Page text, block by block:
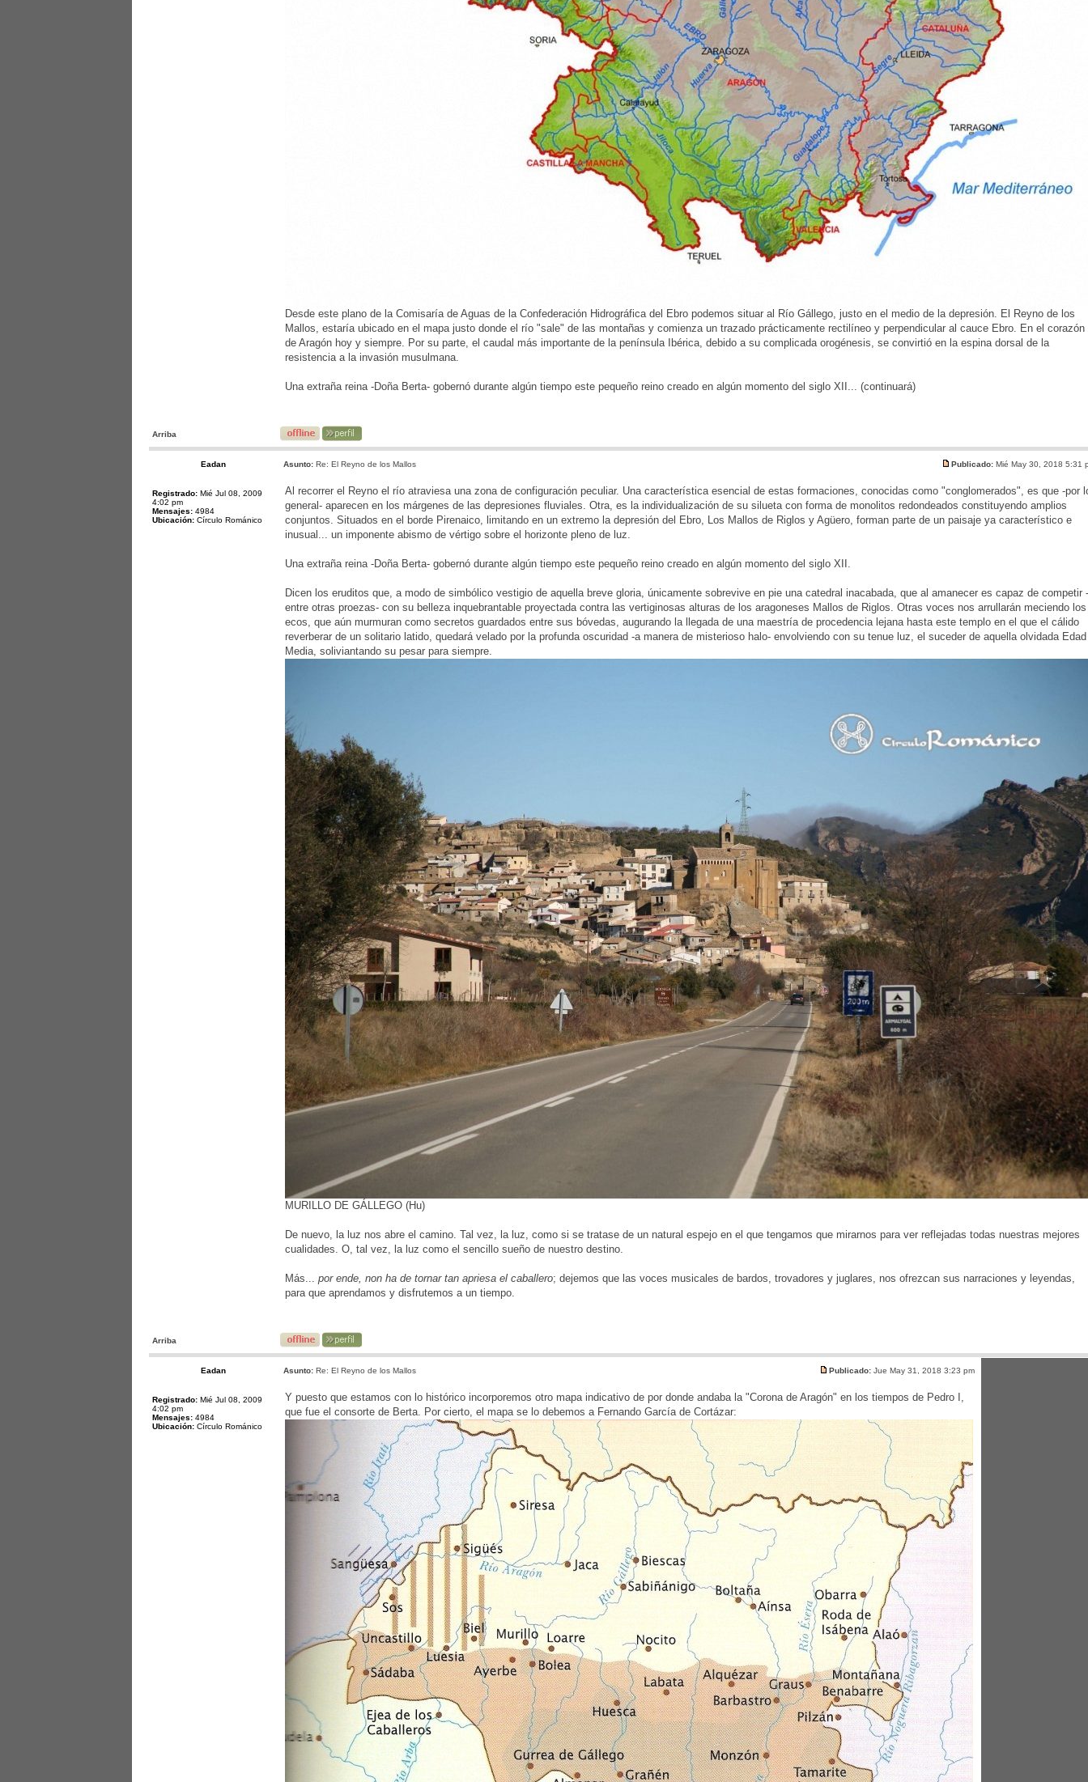
Desde este plano de la Comisaría de Aguas de la Confederación Hidrográfica del Ebro podemos situar al Río Gállego, justo en el medio de la depresión. El Reyno de los
Mallos, estaría ubicado en el mapa justo donde el río "sale" de las montañas y comienza un trazado prácticamente rectilíneo y perpendicular al cauce Ebro. En el corazón
de Aragón hoy y siempre. Por su parte, el caudal más importante de la península Ibérica, debido a su complicada orogénesis, se convirtió en la espina dorsal de la
resistencia a la invasión musulmana.
Una extraña reina -Doña Berta- gobernó durante algún tiempo este pequeño reino creado en algún momento del siglo XII... (continuará)
Arriba
Eadan Asunto: Re: El Reyno de los Mallos Publicado: Mié May 30, 2018 5:31
Registrado: Mié Jul 08, 2009
4:02 pm
Mensajes: 4984
Ubicación: Círculo Románico
Al recorrer el Reyno el río atraviesa una zona de configuración peculiar. Una característica esencial de estas formaciones, conocidas como "conglomerados", es que -por
general- aparecen en los márgenes de las depresiones fluviales. Otra, es la individualización de su silueta con forma de monolitos redondeados constituyendo amplios
conjuntos. Situados en el borde Pirenaico, limitando en un extremo la depresión del Ebro, Los Mallos de Riglos y Agüero, forman parte de un paisaje ya característico e
inusual... un imponente abismo de vértigo sobre el horizonte pleno de luz.
Una extraña reina -Doña Berta- gobernó durante algún tiempo este pequeño reino creado en algún momento del siglo XII.
Dicen los eruditos que, a modo de simbólico vestigio de aquella breve gloria, únicamente sobrevive en pie una catedral inacabada, que al amanecer es capaz de competir -
entre otras proezas- con su belleza inquebrantable proyectada contra las vertiginosas alturas de los aragoneses Mallos de Riglos. Otras voces nos arrullarán meciendo los
ecos, que aún murmuran como secretos guardados entre sus bóvedas, augurando la llegada de una maestría de procedencia lejana hasta este templo en el que el cálido
reverberar de un solitario latido, quedará velado por la profunda oscuridad -a manera de misterioso halo- envolviendo con su tenue luz, el suceder de aquella olvidada Edad
Media, soliviantando su pesar para siempre.
MURILLO DE GÁLLEGO (Hu)
De nuevo, la luz nos abre el camino. Tal vez, la luz, como si se tratase de un natural espejo en el que tengamos que mirarnos para ver reflejadas todas nuestras mejores
cualidades. O, tal vez, la luz como el sencillo sueño de nuestro destino.
Más... por ende, non ha de tornar tan apriesa el caballero; dejemos que las voces musicales de bardos, trovadores y juglares, nos ofrezcan sus narraciones y leyendas,
para que aprendamos y disfrutemos a un tiempo.
Arriba
Eadan Asunto: Re: El Reyno de los Mallos Publicado: Jue May 31, 2018 3:23 pm
Registrado: Mié Jul 08, 2009
4:02 pm
Mensajes: 4984
Ubicación: Círculo Románico
Y puesto que estamos con lo histórico incorporemos otro mapa indicativo de por donde andaba la "Corona de Aragón" en los tiempos de Pedro I,
que fue el consorte de Berta. Por cierto, el mapa se lo debemos a Fernando García de Cortázar: